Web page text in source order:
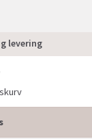
levering